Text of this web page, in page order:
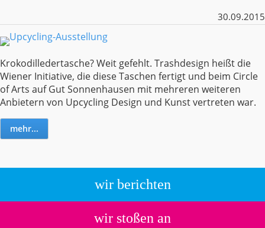
30.09.2015
Krokodilledertasche? Weit gefehlt. Trashdesign heißt die
Wiener Initiative, die diese Taschen fertigt und beim Circle
of Arts auf Gut Sonnenhausen mit mehreren weiteren
Anbietern von Upcycling Design und Kunst vertreten war.
mehr...
wir berichten
wir stoßen an